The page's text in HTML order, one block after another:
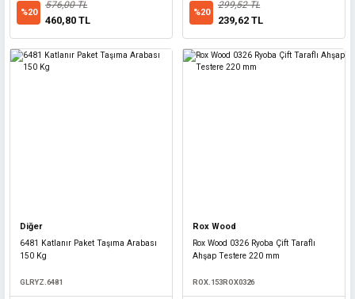
%20
%20
576,00 TL
460,80 TL
%20
299,52 TL
239,62 TL
Diğer
6481 Katlanır Paket Taşıma Arabası
150 Kg
GLRYZ.6481
Rox Wood
Rox Wood 0326 Ryoba Çift Taraflı
Ahşap Testere 220 mm
ROX.153ROX0326